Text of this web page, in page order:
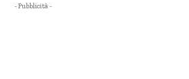
- Pubblicità -